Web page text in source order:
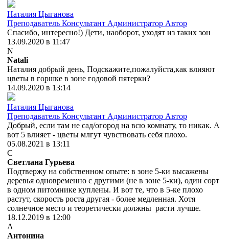
Наталия Цыганова
Преподаватель Консультант Администратор Автор
Спасибо, интересно!) Дети, наоборот, уходят из таких зон
13.09.2020 в 11:47
N
Natali
Наталия добрый день, Подскажите,пожалуйста,как влияют
цветы в горшке в зоне годовой пятерки?
14.09.2020 в 13:14
Наталия Цыганова
Преподаватель Консультант Администратор Автор
Добрый, если там не сад/огород на всю комнату, то никак. А
вот 5 влияет - цветы млгут чувствовать себя плохо.
05.08.2021 в 13:11
С
Светлана Гурьева
Подтвержу на собственном опыте: в зоне 5-ки высажены
деревья одновременно с другими (не в зоне 5-ки), один сорт
в одном питомнике куплены. И вот те, что в 5-ке плохо
растут, скорость роста другая - более медленная. Хотя
солнечное место и теоретически должны расти лучше.
18.12.2019 в 12:00
А
Антонина